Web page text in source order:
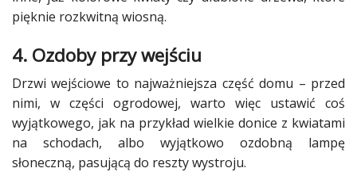
pięknie rozkwitną wiosną.
4. Ozdoby przy wejściu
Drzwi wejściowe to najważniejsza część domu – przed
nimi, w części ogrodowej, warto więc ustawić coś
wyjątkowego, jak na przykład wielkie donice z kwiatami
na schodach, albo wyjątkowo ozdobną lampę
słoneczną, pasującą do reszty wystroju.